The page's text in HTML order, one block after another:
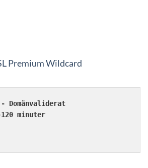
Premium Wildcard
- Domänvaliderat
120 minuter